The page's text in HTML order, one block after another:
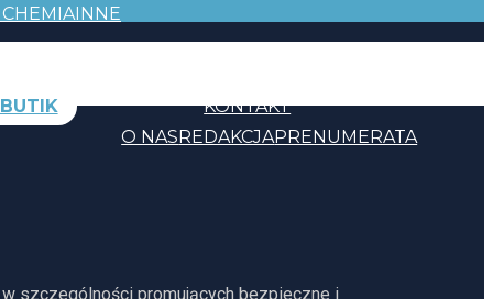
CHEMIAINNE
BUTIK
KONTAKT
O NASREDAKCJAPRENUMERATA
szczególności promujących bezpieczne i